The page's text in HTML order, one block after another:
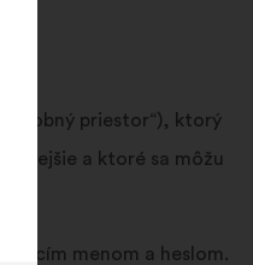
priestor“), ktorý
a ktoré sa môžu
menom a heslom.